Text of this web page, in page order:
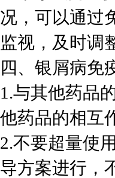
况，可以通过
监视，及时调
四、银屑病免
1.与其他药品
他药品的相互
2.不要超量使
导方案进行，